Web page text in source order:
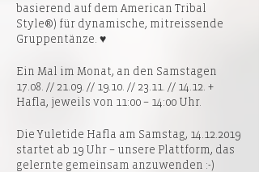
basierend auf dem American Tribal
Style®) für dynamische, mitreissende
Gruppentänze. ♥
Ein Mal im Monat, an den Samstagen
17.08. // 21.09. // 19.10. // 23.11. // 14.12. +
Hafla, jeweils von 11:00 – 14:00 Uhr.
Die Yuletide Hafla am Samstag, 14.12.2019
startet ab 19 Uhr – unsere Plattform, das
gelernte gemeinsam anzuwenden :-)